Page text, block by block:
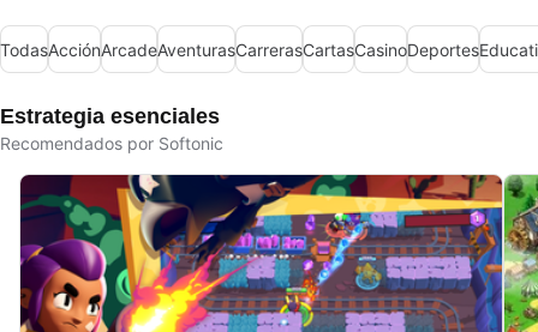
TodasAcciónArcadeAventurasCarrerasCartasCasinoDeportes
Estrategia esenciales
Recomendados por Softonic